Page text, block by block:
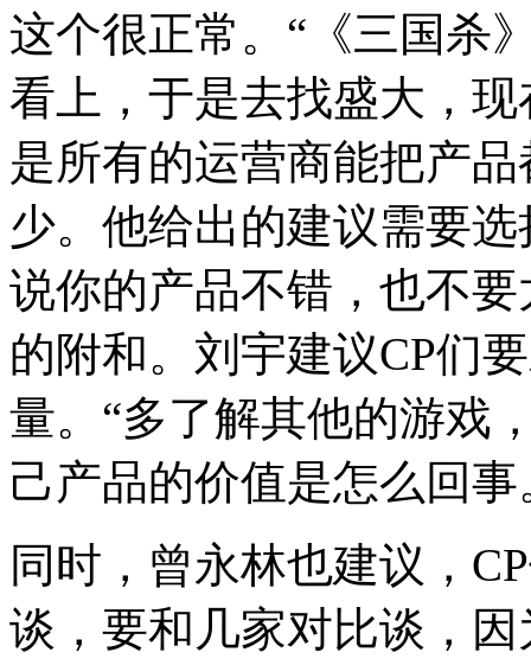
这个很正常。“《三国杀
看上，于是去找盛大，
是所有的运营商能把产
少。他给出的建议需要
说你的产品不错，也不
的附和。刘宇建议CP们
量。“多了解其他的游戏
己产品的价值是怎么回事
同时，曾永林也建议，
谈，要和几家对比谈，